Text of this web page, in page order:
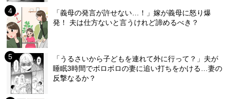
「義母の発言が許せない…！」嫁が義母に怒り爆
発！ 夫は仕方ないと言うけれど諦めるべき？
「うるさいから子どもを連れて外に行って？」夫が
睡眠3時間でボロボロの妻に追い打ちをかける…妻の
反撃なるか？